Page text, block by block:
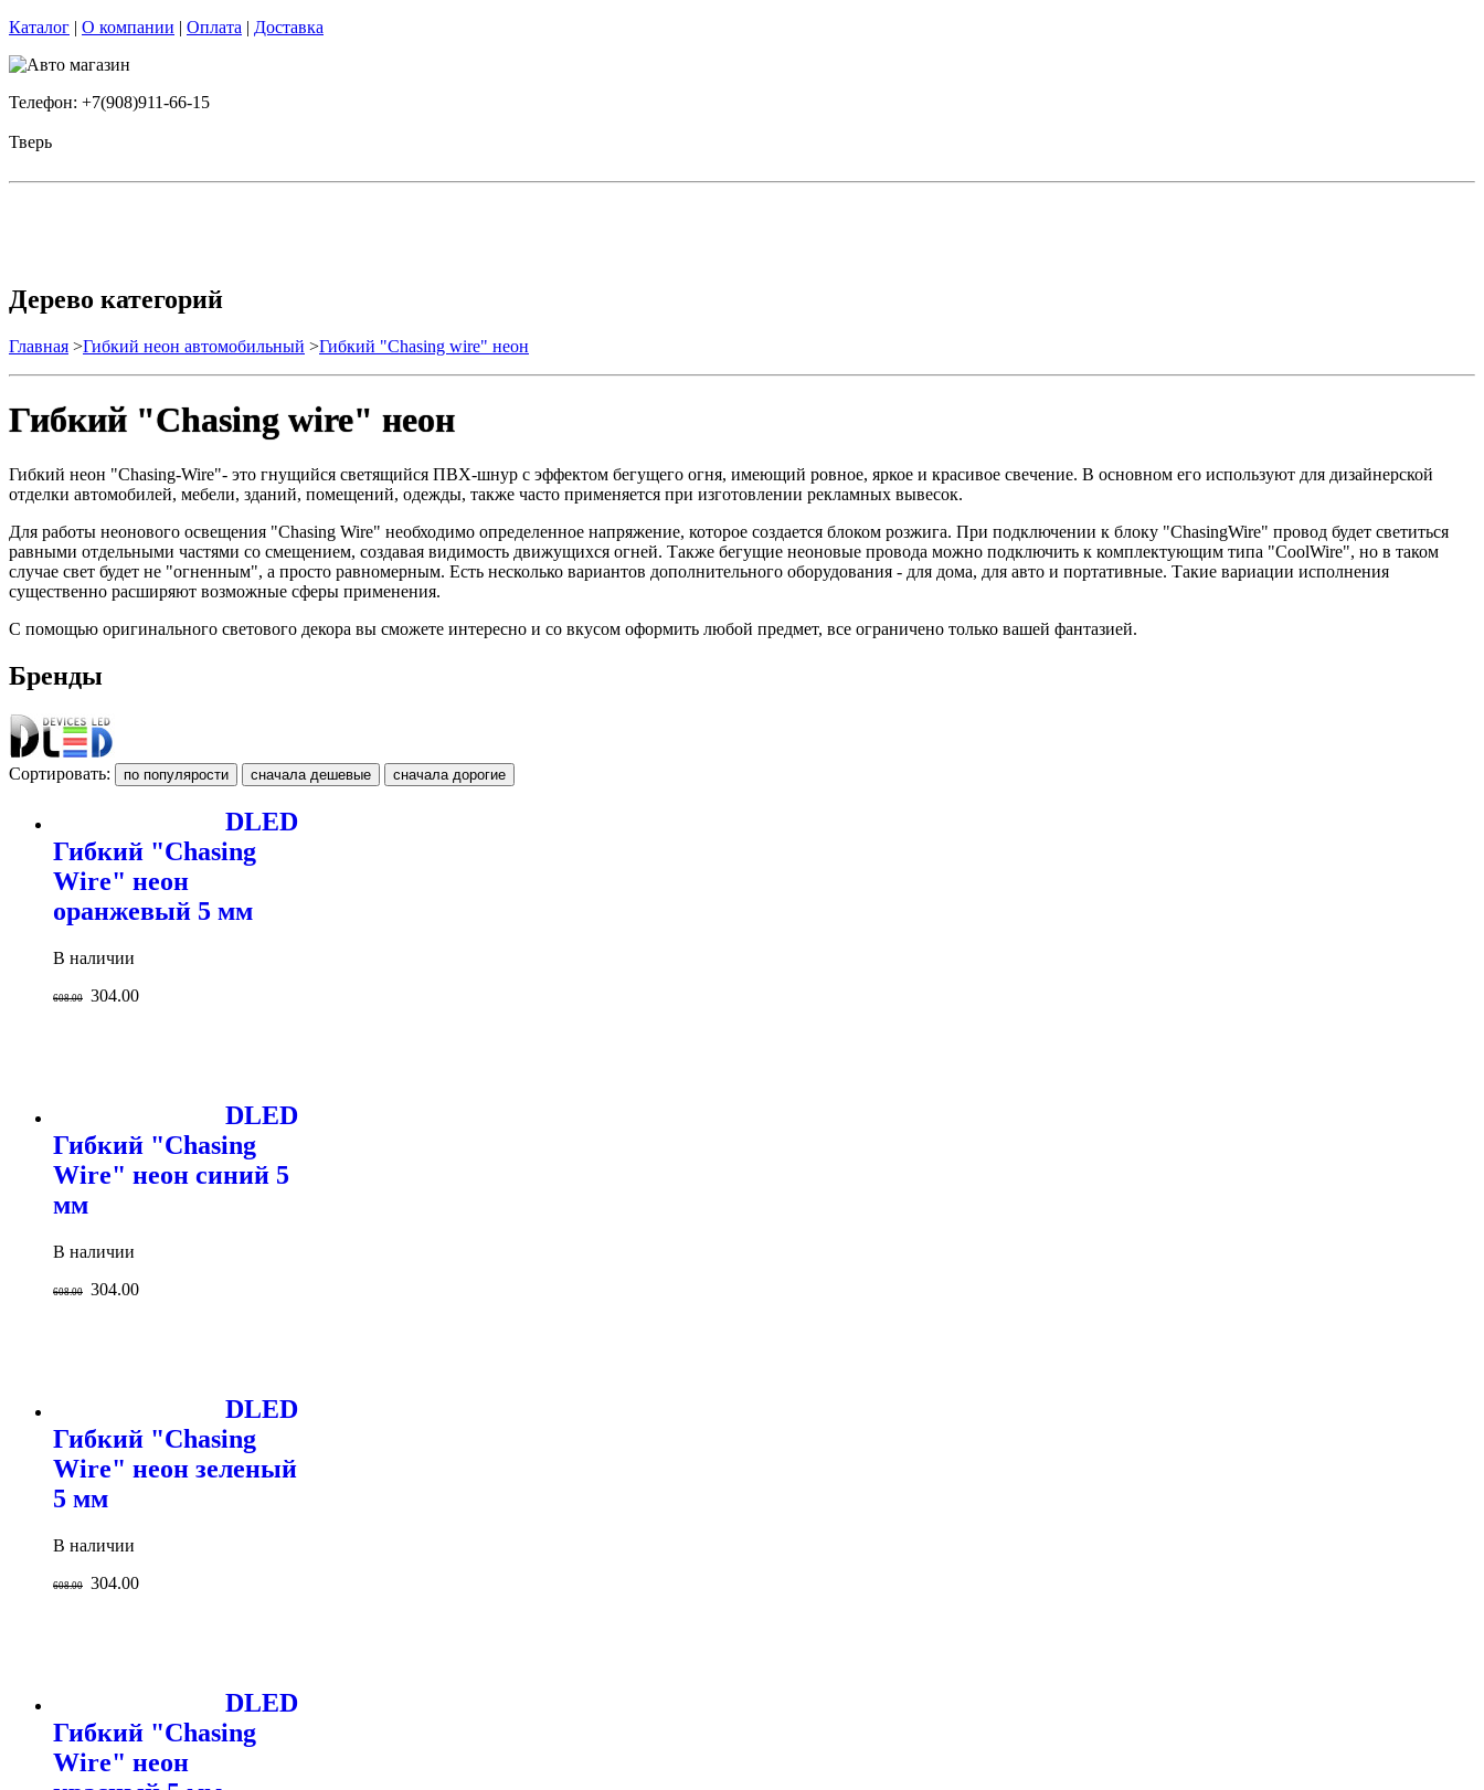
Каталог | О компании | Оплата | Доставка
Телефон: +7(908)911-66-15
Тверь
Дерево категорий
Главная >Гибкий неон автомобильный >Гибкий "Chasing wire" неон
Гибкий "Chasing wire" неон
Гибкий неон "Chasing-Wire"- это гнущийся светящийся ПВХ-шнур с эффектом бегущего огня, имеющий ровное, яркое и красивое свечение. В основном его используют для дизайнерской
отделки автомобилей, мебели, зданий, помещений, одежды, также часто применяется при изготовлении рекламных вывесок.
Для работы неонового освещения "Chasing Wire" необходимо определенное напряжение, которое создается блоком розжига. При подключении к блоку "ChasingWire" провод будет светиться
равными отдельными частями со смещением, создавая видимость движущихся огней. Также бегущие неоновые провода можно подключить к комплектующим типа "CoolWire", но в таком
случае свет будет не "огненным", а просто равномерным. Есть несколько вариантов дополнительного оборудования - для дома, для авто и портативные. Такие вариации исполнения
существенно расширяют возможные сферы применения.
С помощью оригинального светового декора вы сможете интересно и со вкусом оформить любой предмет, все ограничено только вашей фантазией.
Бренды
Сортировать:
DLED
Гибкий "Chasing
Wire" неон
оранжевый 5 мм
В наличии
608.00 304.00
DLED
Гибкий "Chasing
Wire" неон синий 5
мм
В наличии
608.00 304.00
DLED
Гибкий "Chasing
Wire" неон зеленый
5 мм
В наличии
608.00 304.00
DLED
Гибкий "Chasing
Wire" неон